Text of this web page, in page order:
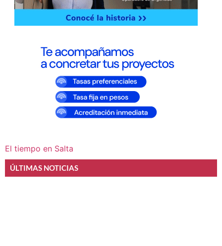
El tiempo en Salta
ÚLTIMAS NOTICIAS